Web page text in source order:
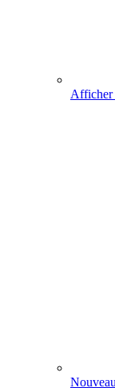
Afficher